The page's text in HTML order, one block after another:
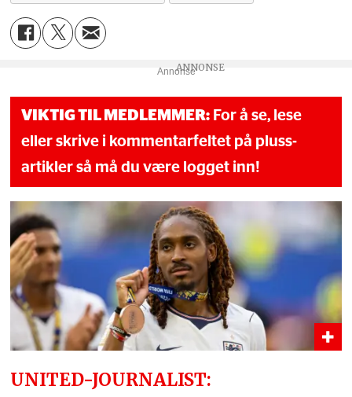
Annonse
VIKTIG TIL MEDLEMMER: For å se, lese
eller skrive i kommentarfeltet på pluss-
artikler så må du være logget inn!
UNITED-JOURNALIST: